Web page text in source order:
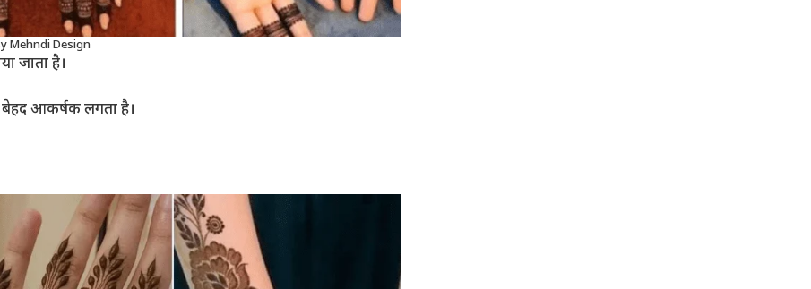
Mehndi Design
जाता है।
बेहद आकर्षक लगता है।